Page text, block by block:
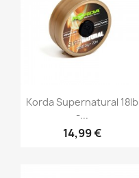
Vorschau
Korda Supernatural 18lb
-...
14,99 €